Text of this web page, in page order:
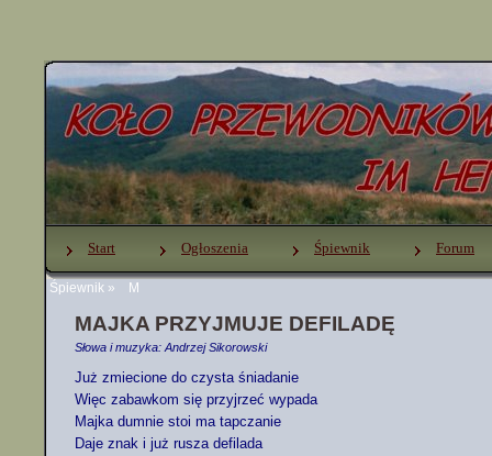
Śpiewnik » M
Start Ogłoszenia Śpiewnik Forum
MAJKA PRZYJMUJE DEFILADĘ
Słowa i muzyka: Andrzej Sikorowski
Już zmiecione do czysta śniadanie
Więc zabawkom się przyjrzeć wypada
Majka dumnie stoi ma tapczanie
Daje znak i już rusza defilada